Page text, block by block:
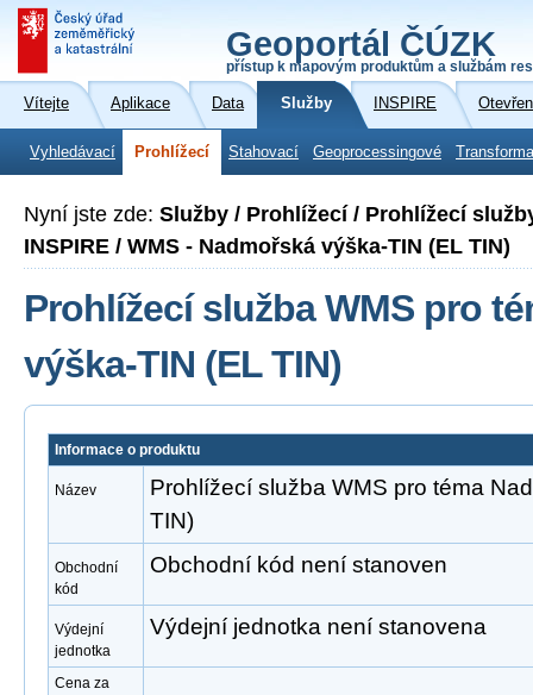
Geoportál ČÚZK
přístup k mapovým produktům a službám
Vítejte Aplikace Data Služby INSPIRE
Vyhledávací Prohlížecí Stahovací Geoprocessingové
Nyní jste zde: Služby / Prohlížecí / Prohlížecí
INSPIRE / WMS - Nadmořská výška-TIN (EL TIN)
Prohlížecí služba WMS pro
výška-TIN (EL TIN)
Informace o produktu
Název
Prohlížecí služba WMS pro téma
TIN)
Obchodní
kód
Obchodní kód není stanoven
Výdejní
jednotka
Výdejní jednotka není stanovena
Cena za